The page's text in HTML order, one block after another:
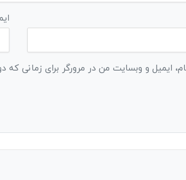
ایمیل و وبسایت من در مرورگر برای زمانی که